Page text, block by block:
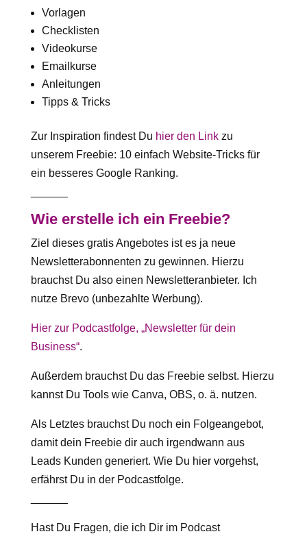
Vorlagen
Checklisten
Videokurse
Emailkurse
Anleitungen
Tipps & Tricks
Zur Inspiration findest Du hier den Linkzu
unserem Freebie: 10 einfach Website-Tricks für
ein besseres Google Ranking.
Wie erstelle ich ein Freebie?
Ziel dieses gratis Angebotes ist es ja neue
Newsletterabonnenten zu gewinnen. Hierzu
brauchst Du also einen Newsletteranbieter. Ich
nutze Brevo (unbezahlte Werbung).
Hier zur Podcastfolge, „Newsletter für dein
Business“.
Außerdem brauchst Du das Freebie selbst. Hierzu
kannst Du Tools wie Canva, OBS, o. ä. nutzen.
Als Letztes brauchst Du noch ein Folgeangebot,
damit dein Freebie dir auch irgendwann aus
Leads Kunden generiert. Wie Du hier vorgehst,
erfährst Du in der Podcastfolge.
Hast Du Fragen, die ich Dir im Podcast